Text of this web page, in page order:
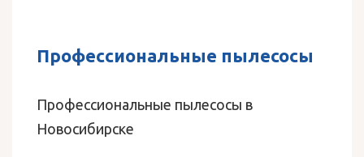
Профессиональные пылесосы
Профессиональные пылесосы в
Новосибирске